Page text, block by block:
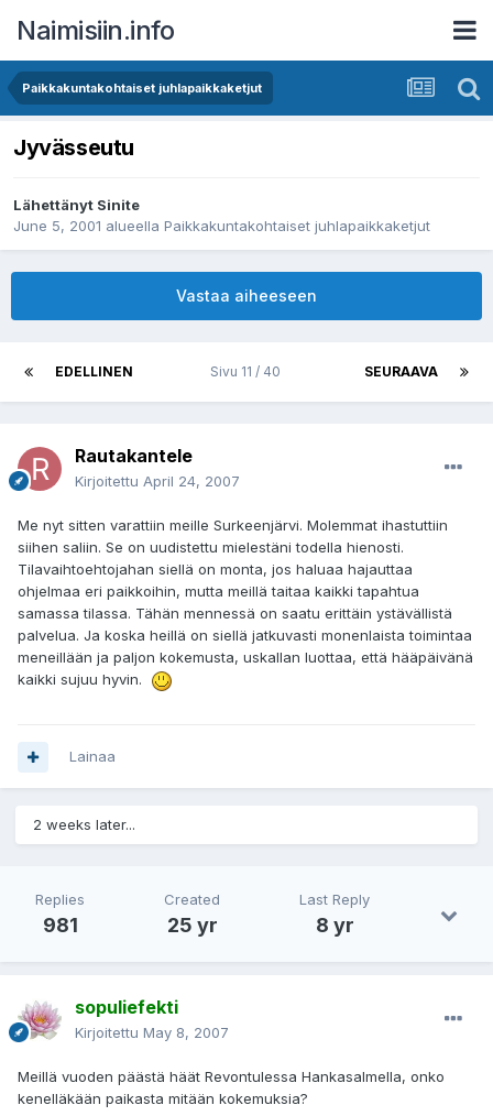
Naimisiin.info
Paikkakuntakohtaiset juhlapaikkaketjut
Jyvässeutu
Lähettänyt Sinite
June 5, 2001 alueella Paikkakuntakohtaiset juhlapaikkaketjut
Vastaa aiheeseen
EDELLINEN SEURAAVA
Sivu 11 / 40
Rautakantele
Kirjoitettu April 24, 2007
Me nyt sitten varattiin meille Surkeenjärvi. Molemmat ihastuttiin
siihen saliin. Se on uudistettu mielestäni todella hienosti.
Tilavaihtoehtojahan siellä on monta, jos haluaa hajauttaa
ohjelmaa eri paikkoihin, mutta meillä taitaa kaikki tapahtua
samassa tilassa. Tähän mennessä on saatu erittäin ystävällistä
palvelua. Ja koska heillä on siellä jatkuvasti monenlaista toimintaa
meneillään ja paljon kokemusta, uskallan luottaa, että hääpäivänä
kaikki sujuu hyvin.
Lainaa
2 weeks later...
Replies
981
Created
25 yr
Last Reply
8 yr
sopuliefekti
Kirjoitettu May 8, 2007
Meillä vuoden päästä häät Revontulessa Hankasalmella, onko
kenelläkään paikasta mitään kokemuksia?